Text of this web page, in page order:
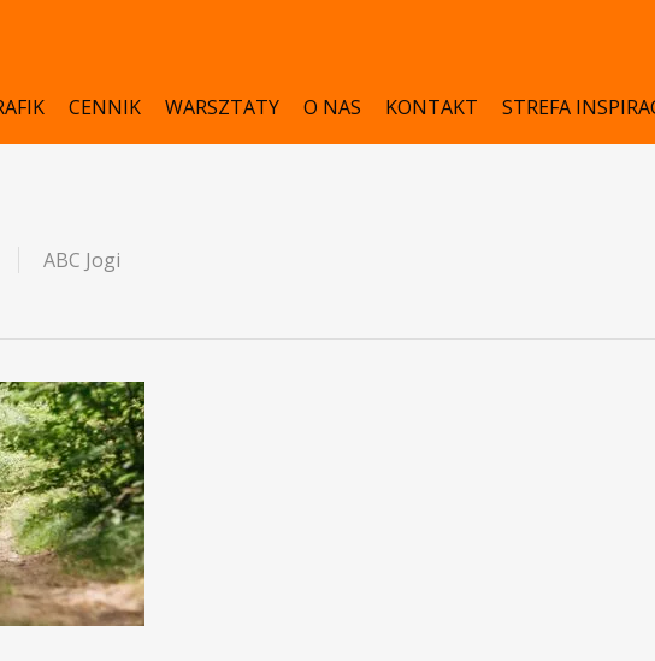
CENNIK WARSZTATY O NAS KONTAKT STREFA
ABC Jogi